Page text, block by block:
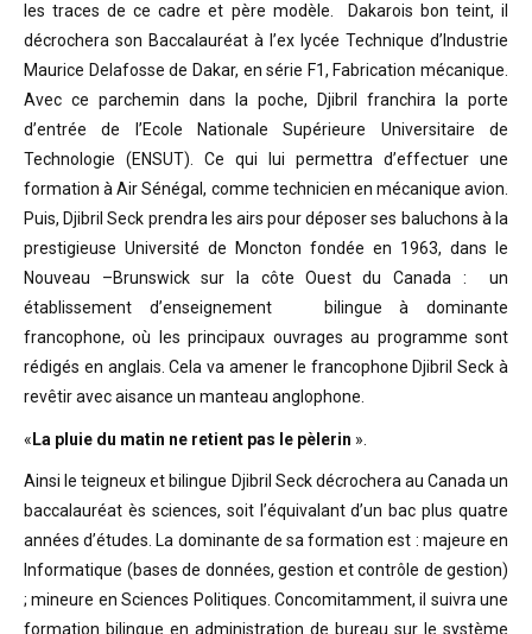
les traces de ce cadre et père modèle. Dakarois bon teint, il
décrochera son Baccalauréat à l’ex lycée Technique d’Industrie
Maurice Delafosse de Dakar, en série F1, Fabrication mécanique.
Avec ce parchemin dans la poche, Djibril franchira la porte
d’entrée de l’Ecole Nationale Supérieure Universitaire de
Technologie (ENSUT). Ce qui lui permettra d’effectuer une
formation à Air Sénégal, comme technicien en mécanique avion.
Puis, Djibril Seck prendra les airs pour déposer ses baluchons à la
prestigieuse Université de Moncton fondée en 1963, dans le
Nouveau –Brunswick sur la côte Ouest du Canada : un
établissement d’enseignement bilingue à dominante
francophone, où les principaux ouvrages au programme sont
rédigés en anglais. Cela va amener le francophone Djibril Seck à
revêtir avec aisance un manteau anglophone.
«La pluie du matin ne retient pas le pèlerin ».
Ainsi le teigneux et bilingue Djibril Seck décrochera au Canada un
baccalauréat ès sciences, soit l’équivalant d’un bac plus quatre
années d’études. La dominante de sa formation est : majeure en
Informatique (bases de données, gestion et contrôle de gestion)
; mineure en Sciences Politiques. Concomitamment, il suivra une
formation bilingue en administration de bureau sur le système